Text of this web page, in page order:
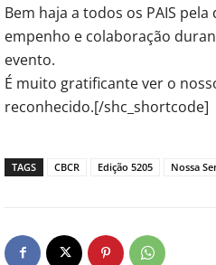
Bem haja a todos os PAIS
empenho e colaboração
evento.
É muito gratificante ver o
reconhecido.[/shc_shortcode]
TAGS CBCR Edição 5205 Nossa